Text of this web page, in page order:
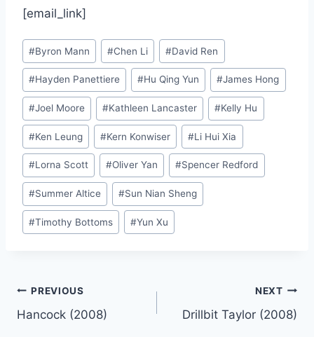
[email_link]
Post
Tags:
#Byron Mann #Chen Li #David Ren
#Hayden Panettiere #Hu Qing Yun #James Hong
#Joel Moore #Kathleen Lancaster #Kelly Hu
#Ken Leung #Kern Konwiser #Li Hui Xia
#Lorna Scott #Oliver Yan #Spencer Redford
#Summer Altice #Sun Nian Sheng
#Timothy Bottoms #Yun Xu
Post
navigation
PREVIOUS
Hancock (2008)
NEXT
Drillbit Taylor (2008)